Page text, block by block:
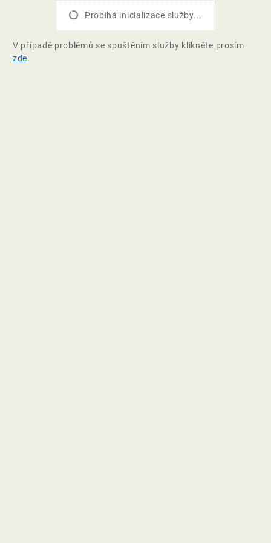
Probíhá inicializace služby...
V případě problémů se spuštěním služby klikněte prosím
zde.